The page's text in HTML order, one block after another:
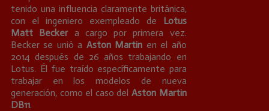
tenido una influencia claramente británica,
con el ingeniero exempleado de Lotus
Matt Beckera cargo por primera vez.
Becker se unió a Aston Martin en el año
2014 después de 26 años trabajando en
Lotus. Él fue traído específicamente para
trabajar en los modelos de nueva
generación, como el caso del Aston Martin
DB11.